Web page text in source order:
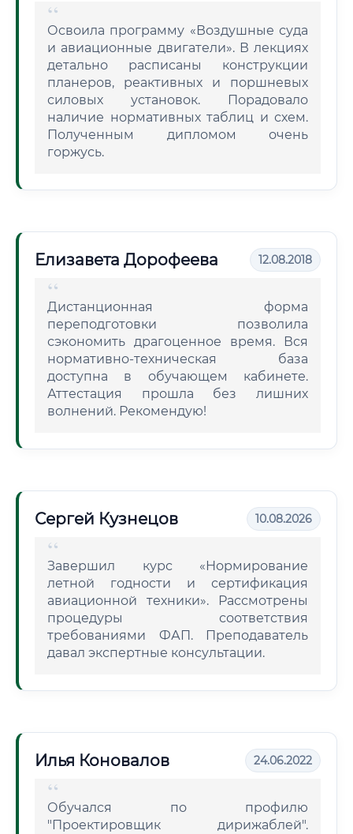
Освоила программу «Воздушные суда
и авиационные двигатели». В лекциях
детально расписаны конструкции
планеров, реактивных и поршневых
силовых установок. Порадовало
наличие нормативных таблиц и схем.
Полученным дипломом очень
горжусь.
Елизавета Дорофеева 12.08.2018
Дистанционная форма
переподготовки позволила
сэкономить драгоценное время. Вся
нормативно-техническая база
доступна в обучающем кабинете.
Аттестация прошла без лишних
волнений. Рекомендую!
Сергей Кузнецов 10.08.2026
Завершил курс «Нормирование
летной годности и сертификация
авиационной техники». Рассмотрены
процедуры соответствия
требованиями ФАП. Преподаватель
давал экспертные консультации.
Илья Коновалов 24.06.2022
Обучался по профилю
"Проектировщик дирижаблей".